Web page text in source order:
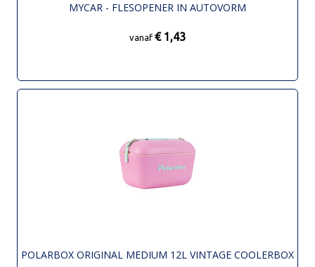
MYCAR - FLESOPENER IN AUTOVORM
vanaf € 1,43
POLARBOX ORIGINAL MEDIUM 12L VINTAGE COOLERBOX